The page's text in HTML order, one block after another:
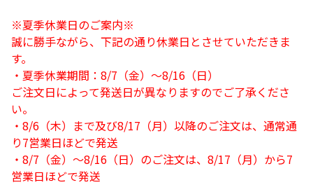
※夏季休業日のご案内※
誠に勝手ながら、下記の通り休業日とさせていただきま
す。
・夏季休業期間：8/7（金）～8/16（日）
ご注文日によって発送日が異なりますのでご了承くださ
い。
・8/6（木）まで及び8/17（月）以降のご注文は、通常通
り7営業日ほどで発送
・8/7（金）～8/16（日）のご注文は、8/17（月）から7
営業日ほどで発送